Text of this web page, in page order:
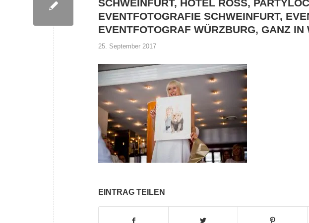
SCHWEINFURT, HOTEL ROSS,
EVENTFOTOGRAFIE SCHWEINFURT,
EVENTFOTOGRAF WÜRZBURG, GANZ IN
25. September 2017
EINTRAG TEILEN